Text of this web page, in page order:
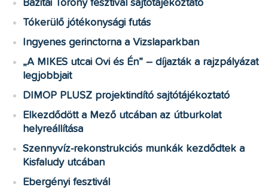
Bazitai Torony fesztivál sajtótájékoztató
Tókerülő jótékonysági futás
Ingyenes gerinctorna a Vizslaparkban
„A MIKES utcai Ovi és Én” – díjazták a rajzpályázat
legjobbjait
DIMOP PLUSZ projektindító sajtótájékoztató
Elkezdődött a Mező utcában az útburkolat
helyreállítása
Szennyvíz-rekonstrukciós munkák kezdődtek a
Kisfaludy utcában
Ebergényi fesztivál